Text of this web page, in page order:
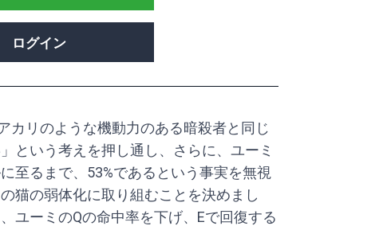
ログイン
カリのような機動力のある暗殺者と同じ
という考えを押し通し、さらに、ユーミ
至るまで、53%であるという事実を無視
猫の弱体化に取り組むことを決めまし
ユーミのQの命中率を下げ、Eで回復する